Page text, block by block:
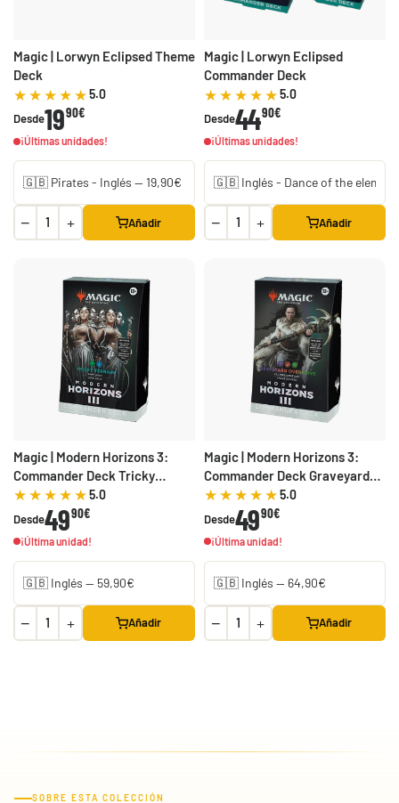
Magic | Lorwyn Eclipsed Theme
Deck
5.0
Desde1990€
¡Últimas unidades!
− + Añadir
Magic | Lorwyn Eclipsed
Commander Deck
5.0
Desde4490€
¡Últimas unidades!
− + Añadir
Magic | Modern Horizons 3:
Commander Deck Tricky
Terrain
5.0
Desde4990€
¡Última unidad!
− + Añadir
Magic | Modern Horizons 3:
Commander Deck Graveyard
Overdrive
5.0
Desde4990€
¡Última unidad!
− + Añadir
SOBRE ESTA COLECCIÓN